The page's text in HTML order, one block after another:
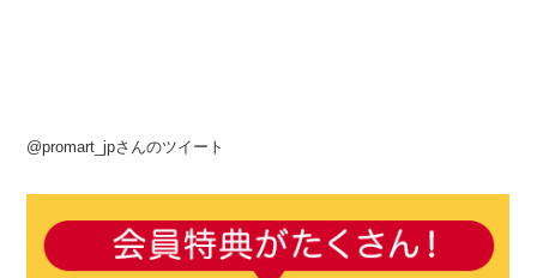
@promart_jpさんのツイート